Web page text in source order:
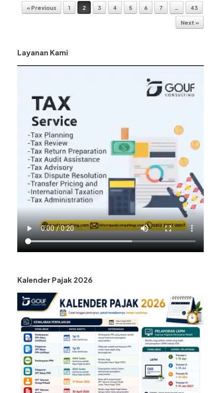
Post navigation
« Previous 1 2 3 4 5 6 7 … 43
Next »
Layanan Kami
Kalender Pajak 2026